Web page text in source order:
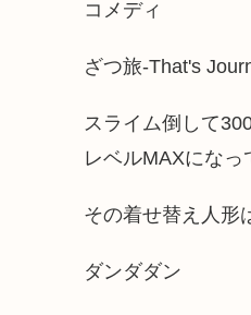
コメディ
ざつ旅-That's
スライム倒して
レベルMAXになっ
その着せ替え人形
ダンダダン